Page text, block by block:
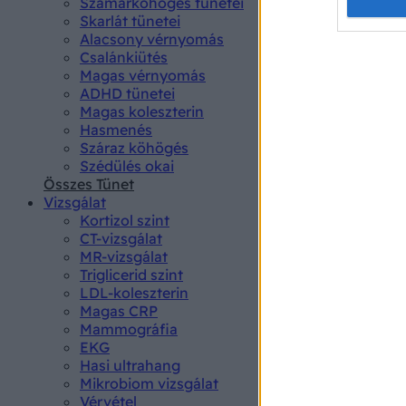
Skarlát tünetei
Alacsony vérnyomás
Csalánkiütés
Magas vérnyomás
ADHD tünetei
Magas koleszterin
Hasmenés
Száraz köhögés
Szédülés okai
Összes Tünet
Vizsgálat
Kortizol szint
CT-vizsgálat
MR-vizsgálat
Triglicerid szint
LDL-koleszterin
Magas CRP
Mammográfia
EKG
Hasi ultrahang
Mikrobiom vizsgálat
Vérvétel